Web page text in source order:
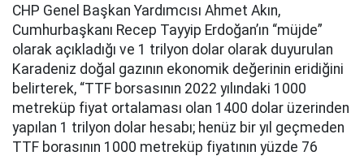
CHP Genel Başkan Yardımcısı Ahmet Akın,
Cumhurbaşkanı Recep Tayyip Erdoğan’ın “müjde”
olarak açıkladığı ve 1 trilyon dolar olarak duyurulan
Karadeniz doğal gazının ekonomik değerinin eridiğini
belirterek, “TTF borsasının 2022 yılındaki 1000
metreküp fiyat ortalaması olan 1400 dolar üzerinden
yapılan 1 trilyon dolar hesabı; henüz bir yıl geçmeden
TTF borasının 1000 metreküp fiyatının yüzde 76